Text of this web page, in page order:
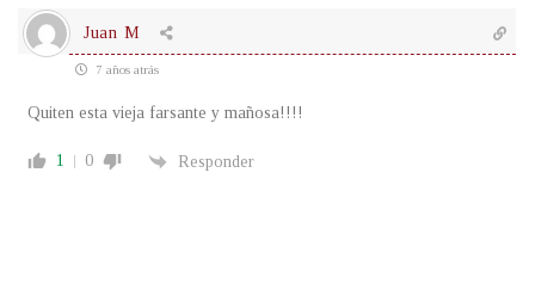
Juan M
7 años atrás
Quiten esta vieja farsante y mañosa!!!!
1 0 Responder